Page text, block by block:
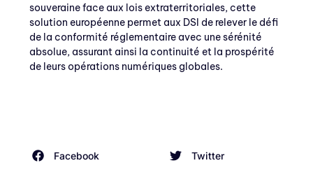
souveraine face aux lois extraterritoriales, cette
solution européenne permet aux DSI de relever le défi
de la conformité réglementaire avec une sérénité
absolue, assurant ainsi la continuité et la prospérité
de leurs opérations numériques globales.
Facebook Twitter